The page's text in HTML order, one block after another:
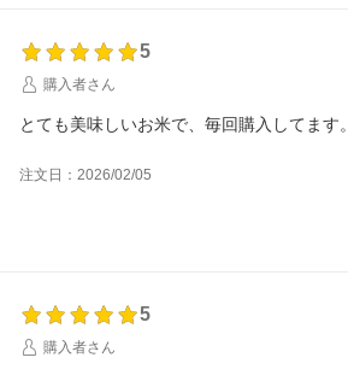
5
購入者さん
とても美味しいお米で、毎回購入してます。
注文日：2026/02/05
5
購入者さん